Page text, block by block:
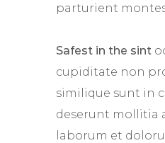
parturient
Safest in the sint
cupiditate non
similique sunt in
deserunt mollitia
laborum et